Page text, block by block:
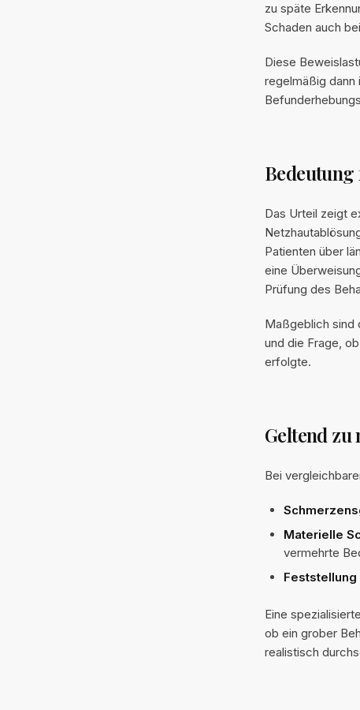
zu späte
Schaden auch
Diese
regelmäßig dann
Das Urteil zeigt
Patienten über
eine
Prüfung des
Maßgeblich sind
und die Frage,
erfolgte.
Geltend zu
Bei
Materielle
vermehrte
Eine
ob ein grober
realistisch